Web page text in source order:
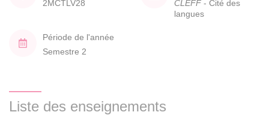
2MCTLV28
CLEFF - Cité des
langues
Période de l'année
Semestre 2
Liste des enseignements